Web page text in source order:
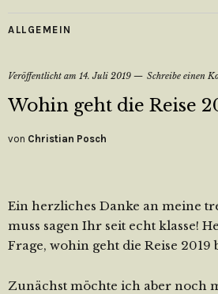
ALLGEMEIN
Veröffentlicht am 14. Juli 2019 Schreibe einen
Wohin geht die Reise
von Christian Posch
Ein herzliches Danke an meine
muss sagen Ihr seit echt klasse!
Frage, wohin geht die Reise 2019
Zunächst möchte ich aber noch